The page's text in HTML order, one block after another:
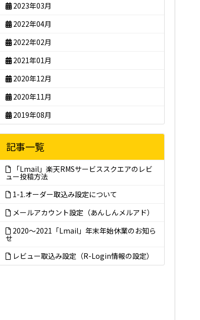
2023年03月
2022年04月
2022年02月
2021年01月
2020年12月
2020年11月
2019年08月
記事一覧
「Lmail」楽天RMSサービススクエアのレビ
ュー投稿方法
1-1.オーダー取込み設定について
メールアカウント設定（あんしんメルアド）
2020～2021「Lmail」年末年始休業のお知ら
せ
レビュー取込み設定（R-Login情報の設定）